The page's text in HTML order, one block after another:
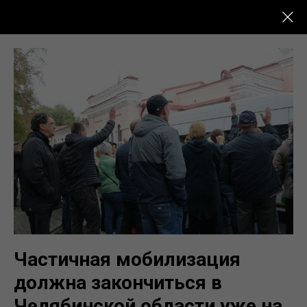
Частичная мобилизация
должна закончиться в